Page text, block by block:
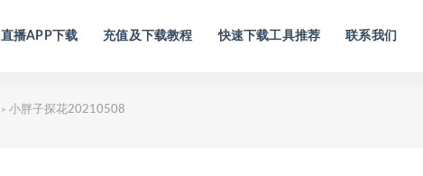
直播APP下载 充值及下载教程 快速下载工具推荐 联系我们
> 小胖子探花20210508